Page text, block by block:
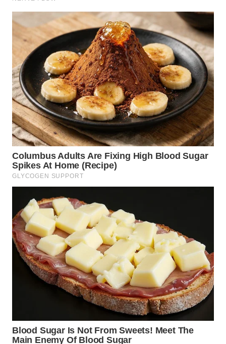
WN
TANGERANG
WN
BINJAI
WN
CIREBON
WN
INDRAMAYU
WN
WN
MAJALENGKA
WN
SUBANG
WN
PURWAKARTA